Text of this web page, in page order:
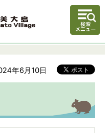
年6月10日